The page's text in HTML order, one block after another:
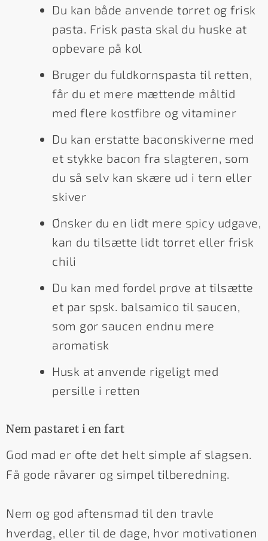
Du kan både anvende tørret og frisk
pasta. Frisk pasta skal du huske at
opbevare på køl
Bruger du fuldkornspasta til retten,
får du et mere mættende måltid
med flere kostfibre og vitaminer
Du kan erstatte baconskiverne med
et stykke bacon fra slagteren, som
du så selv kan skære ud i tern eller
skiver
Ønsker du en lidt mere spicy udgave,
kan du tilsætte lidt tørret eller frisk
chili
Du kan med fordel prøve at tilsætte
et par spsk. balsamico til saucen,
som gør saucen endnu mere
aromatisk
Husk at anvende rigeligt med
persille i retten
Nem pastaret i en fart
God mad er ofte det helt simple af slagsen.
Få gode råvarer og simpel tilberedning.
Nem og god aftensmad til den travle
hverdag, eller til de dage, hvor motivationen